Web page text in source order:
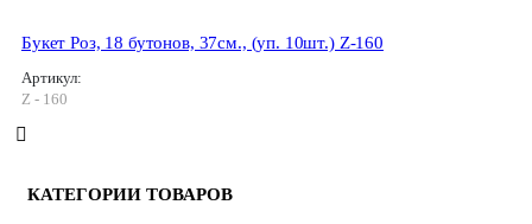
Букет Роз, 18 бутонов, 37см., (уп. 10шт.) Z-160
Артикул:
Z - 160
КАТЕГОРИИ ТОВАРОВ